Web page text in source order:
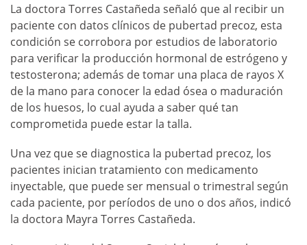
La doctora Torres Castañeda señaló que al recibir un
paciente con datos clínicos de pubertad precoz, esta
condición se corrobora por estudios de laboratorio
para verificar la producción hormonal de estrógeno y
testosterona; además de tomar una placa de rayos X
de la mano para conocer la edad ósea o maduración
de los huesos, lo cual ayuda a saber qué tan
comprometida puede estar la talla.
Una vez que se diagnostica la pubertad precoz, los
pacientes inician tratamiento con medicamento
inyectable, que puede ser mensual o trimestral según
cada paciente, por períodos de uno o dos años, indicó
la doctora Mayra Torres Castañeda.